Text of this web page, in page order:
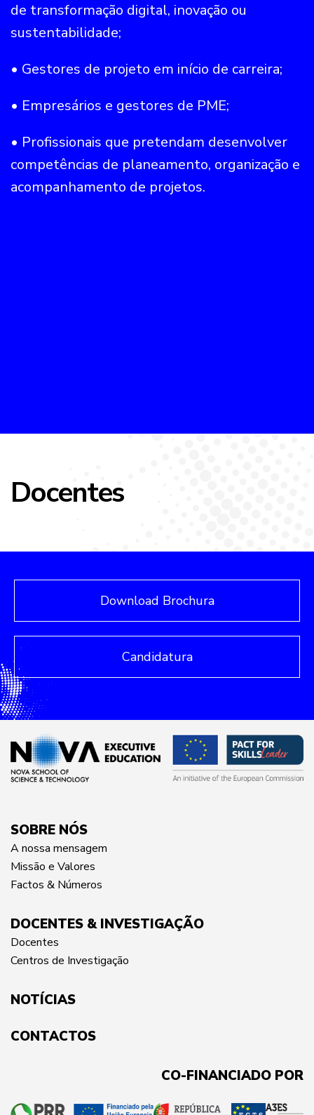
de transformação digital, inovação ou
sustentabilidade;
• Gestores de projeto em início de carreira;
• Empresários e gestores de PME;
• Profissionais que pretendam desenvolver
competências de planeamento, organização e
acompanhamento de projetos.
Docentes
Download Brochura
Candidatura
SOBRE NÓS
A nossa mensagem
Missão e Valores
Factos & Números
DOCENTES & INVESTIGAÇÃO
Docentes
Centros de Investigação
NOTÍCIAS
CONTACTOS
CO-FINANCIADO POR